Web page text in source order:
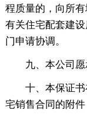
程质量的，向所
有关住宅配套建
门申请协调。
九、本公司愿
十、本保证
宅销售合同的附件